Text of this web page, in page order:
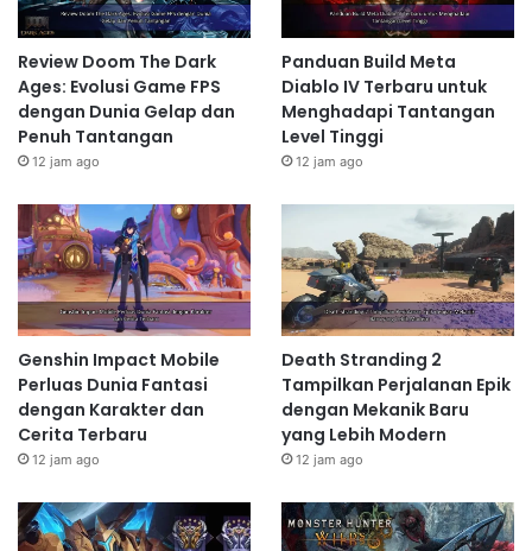
Review Doom The Dark
Ages: Evolusi Game FPS
dengan Dunia Gelap dan
Penuh Tantangan
12 jam ago
Panduan Build Meta
Diablo IV Terbaru untuk
Menghadapi Tantangan
Level Tinggi
12 jam ago
Genshin Impact Mobile
Perluas Dunia Fantasi
dengan Karakter dan
Cerita Terbaru
12 jam ago
Death Stranding 2
Tampilkan Perjalanan Epik
dengan Mekanik Baru
yang Lebih Modern
12 jam ago